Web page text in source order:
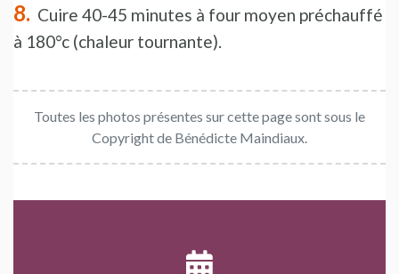
Cuire 40-45 minutes à four moyen préchauffé
à 180°c (chaleur tournante).
Toutes les photos présentes sur cette page sont sous le
Copyright de Bénédicte Maindiaux.